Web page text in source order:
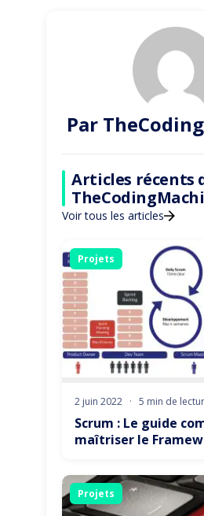
Par
Articles récents
Voir tous les articles
Projets
2 juin 2022 · 5 min de
Scrum : Le guide
maîtriser le
Projets